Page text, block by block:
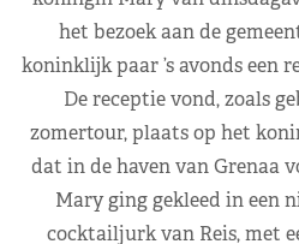
het bezoek aan de
koninklijk paar ’s avonds een
De receptie vond, zoals
zomertour, plaats op het
dat in de haven van Grenaa
Mary ging gekleed in een
cocktailjurk van Reis, met